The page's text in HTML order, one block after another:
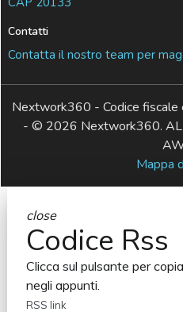
Contatti
Contatta il nostro team per
Nextwork360 - Codice
- © 2026 Nextwork360.
Mappa
close
Codice Rss
Clicca sul pulsante per
negli appunti.
RSS link